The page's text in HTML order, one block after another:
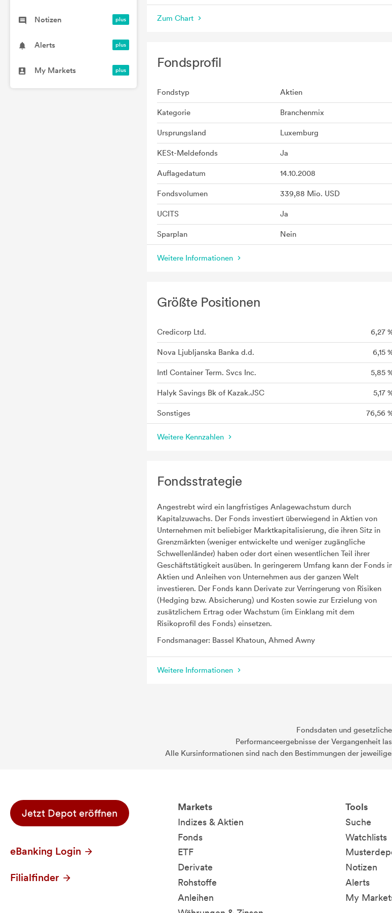
Notizen
Alerts
My Markets
Zum Chart
Fondsprofil
Fondstyp Aktien
Kategorie Branchenmix
Ursprungsland Luxemburg
KESt-Meldefonds Ja
Auflagedatum 14.10.2008
Fondsvolumen 339,88 Mio. USD
UCITS Ja
Sparplan Nein
Weitere Informationen
Größte Positionen
Credicorp Ltd. 6,27
Nova Ljubljanska Banka d.d. 6,15
Intl Container Term. Svcs Inc. 5,85
Halyk Savings Bk of Kazak.JSC 5,17
Sonstiges 76,56
Weitere Kennzahlen
Fondsstrategie
Angestrebt wird ein langfristiges Anlagewachstum durch
Kapitalzuwachs. Der Fonds investiert überwiegend in Aktien von
Unternehmen mit beliebiger Marktkapitalisierung, die ihren Sitz in
Grenzmärkten (weniger entwickelte und weniger zugängliche
Schwellenländer) haben oder dort einen wesentlichen Teil ihrer
Geschäftstätigkeit ausüben. In geringerem Umfang kann der Fonds
Aktien und Anleihen von Unternehmen aus der ganzen Welt
investieren. Der Fonds kann Derivate zur Verringerung von Risiken
(Hedging bzw. Absicherung) und Kosten sowie zur Erzielung von
zusätzlichem Ertrag oder Wachstum (im Einklang mit dem
Risikoprofil des Fonds) einsetzen.
Fondsmanager: Bassel Khatoun, Ahmed Awny
Weitere Informationen
Fondsdaten und
Performanceergebnisse der Vergangenheit
Alle Kursinformationen sind nach den Bestimmungen der
Jetzt Depot eröffnen
eBanking Login
Filialfinder
Markets
Indizes & Aktien
Fonds
ETF
Derivate
Rohstoffe
Anleihen
Tools
Suche
Watchlists
Notizen
Alerts
My